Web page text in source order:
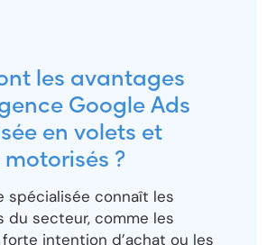
les avantages
Google Ads
en volets et
?
spécialisée connaît les
du secteur, comme les
intention d’achat ou les